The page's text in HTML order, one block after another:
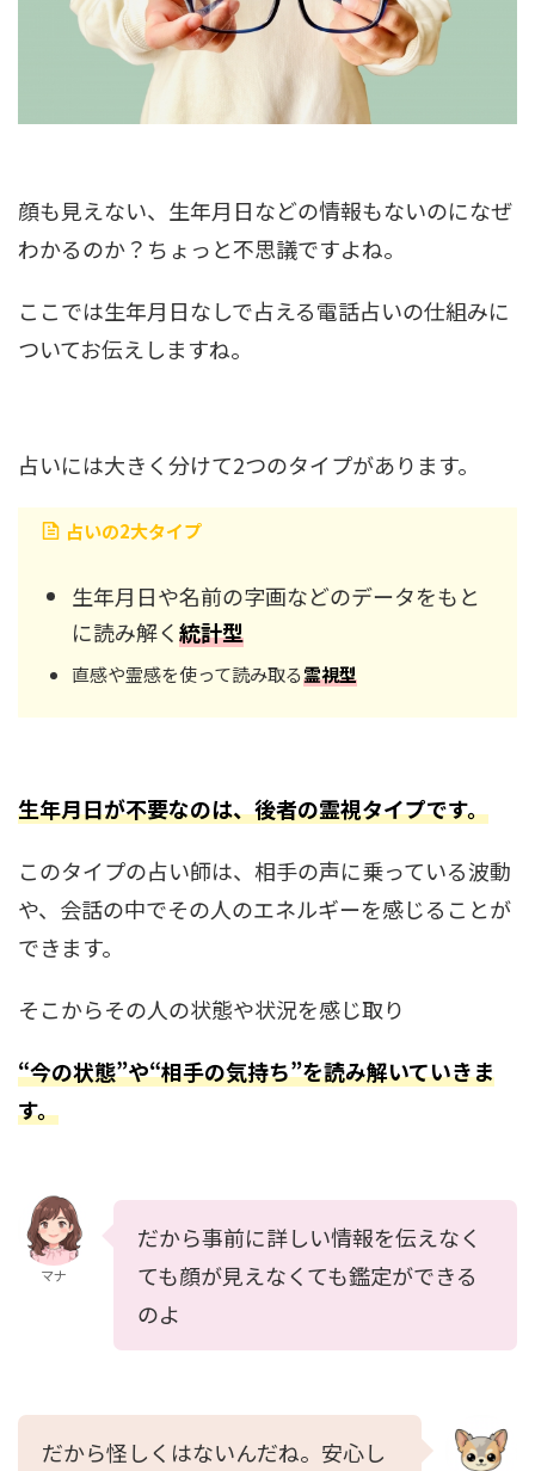
顔も見えない、生年月日などの情報もないのになぜ
わかるのか？ちょっと不思議ですよね。
ここでは生年月日なしで占える電話占いの仕組みに
ついてお伝えしますね。
占いには大きく分けて2つのタイプがあります。
占いの2大タイプ
生年月日や名前の字画などのデータをもと
に読み解く統計型
直感や霊感を使って読み取る霊視型
生年月日が不要なのは、後者の霊視タイプです。
このタイプの占い師は、相手の声に乗っている波動
や、会話の中でその人のエネルギーを感じることが
できます。
そこからその人の状態や状況を感じ取り
“今の状態”や“相手の気持ち”を読み解いていきま
す。
マナ
だから事前に詳しい情報を伝えなく
ても顔が見えなくても鑑定ができる
のよ
だから怪しくはないんだね。安心し